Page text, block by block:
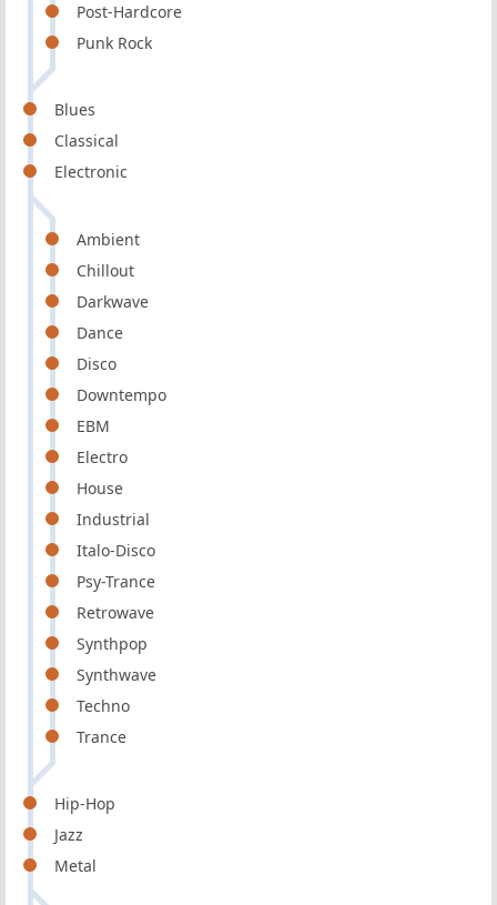
Post-Hardcore
Punk Rock
Blues
Classical
Electronic
Ambient
Chillout
Darkwave
Dance
Disco
Downtempo
EBM
Electro
House
Industrial
Italo-Disco
Psy-Trance
Retrowave
Synthpop
Synthwave
Techno
Trance
Hip-Hop
Jazz
Metal